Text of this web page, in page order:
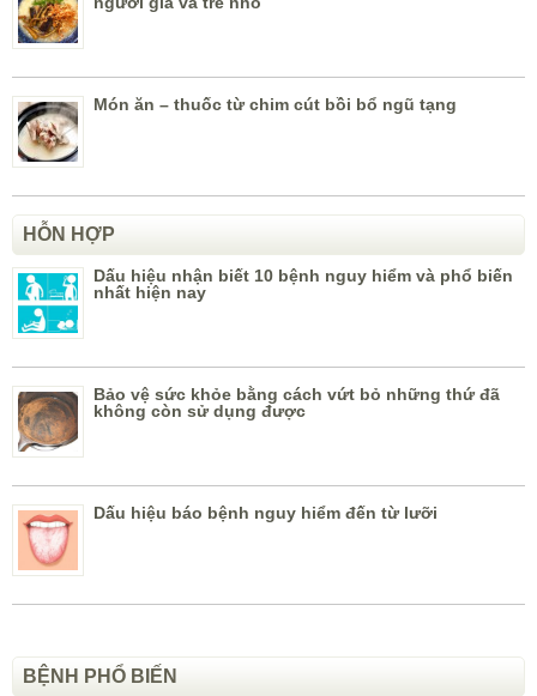
Món ăn – thuốc từ chim cút bồi bổ ngũ tạng
HỖN HỢP
Dấu hiệu nhận biết 10 bệnh nguy hiểm và phổ biến
nhất hiện nay
Bảo vệ sức khỏe bằng cách vứt bỏ những thứ đã
không còn sử dụng được
Dấu hiệu báo bệnh nguy hiểm đến từ lưỡi
BỆNH PHỔ BIẾN